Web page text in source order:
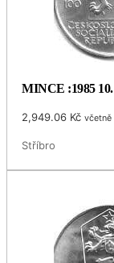
MINCE :1985
2,949.06 Kč včetně
Stříbro